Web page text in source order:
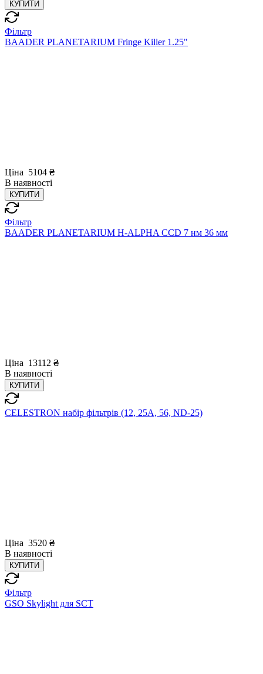
КУПИТИ
Фільтр
BAADER PLANETARIUM Fringe Killer 1.25"
Ціна 5104 ₴
В наявності
КУПИТИ
Фільтр
BAADER PLANETARIUM H-ALPHA CCD 7 нм 36 мм
Ціна 13112 ₴
В наявності
КУПИТИ
CELESTRON набір фільтрів (12, 25А, 56, ND-25)
Ціна 3520 ₴
В наявності
КУПИТИ
Фільтр
GSO Skylight для SCT